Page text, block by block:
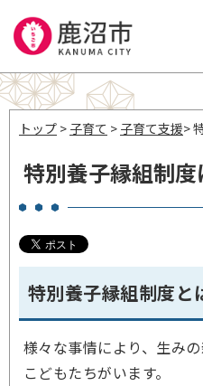
トップ > 子育て > 子育て支援>
特別養子縁組制度
特別養子縁組制度と
様々な事情により、生み
こどもたちがいます。